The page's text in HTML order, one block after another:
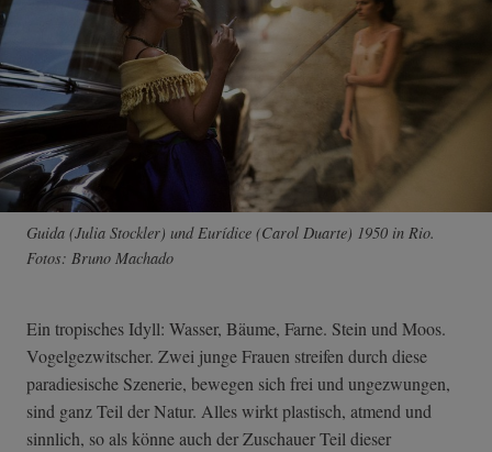
Guida (Julia Stockler) und Eurídice (Carol Duarte) 1950 in Rio.
Fotos: Bruno Machado
Ein tropisches Idyll: Wasser, Bäume, Farne. Stein und Moos.
Vogelgezwitscher. Zwei junge Frauen streifen durch diese
paradiesische Szenerie, bewegen sich frei und ungezwungen,
sind ganz Teil der Natur. Alles wirkt plastisch, atmend und
sinnlich, so als könne auch der Zuschauer Teil dieser